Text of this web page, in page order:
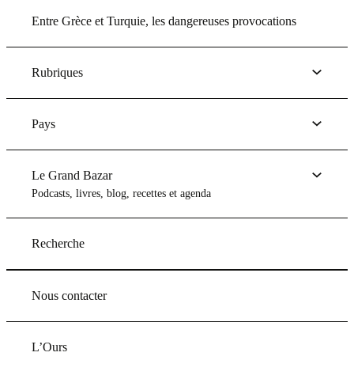
Entre Grèce et Turquie, les dangereuses provocations
Rubriques
Pays
Le Grand Bazar
Podcasts, livres, blog, recettes et agenda
Recherche
Nous contacter
L’Ours